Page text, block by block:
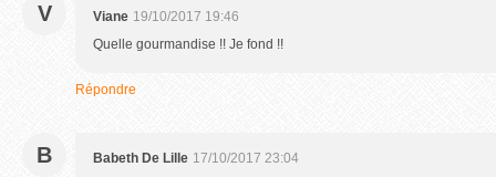
V Viane 19/10/2017 19:46
Quelle gourmandise !! Je fond !!
Répondre
B Babeth De Lille 17/10/2017 23:04